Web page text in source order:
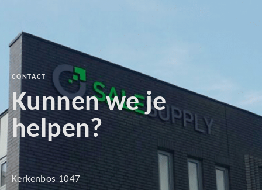
CONTACT
Kunnen we je
helpen?
Kerkenbos 1047